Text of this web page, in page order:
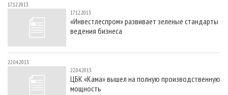
17.12.2013
17.12.2013
«Инвестлеспром» развивает зеленые стандарты
ведения бизнеса
22.04.2013
22.04.2013
ЦБК «Кама» вышел на полную производственную
мощность